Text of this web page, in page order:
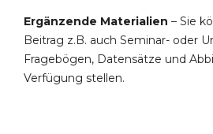
Ergänzende Materialien – Sie
Beitrag z.B. auch Seminar- oder
Fragebögen, Datensätze und
Verfügung stellen.